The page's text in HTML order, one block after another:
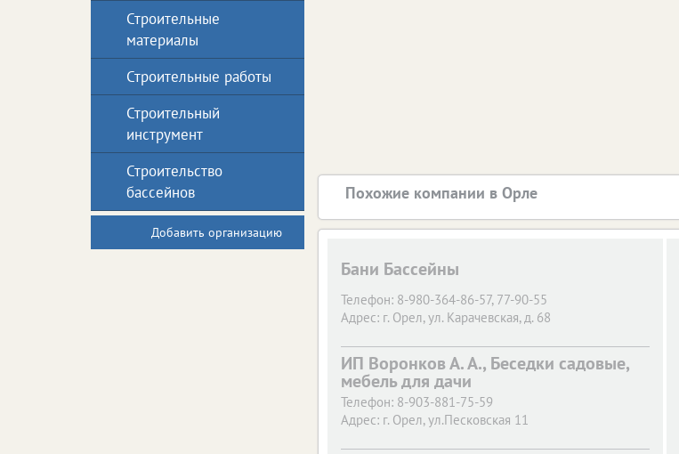
Похожие компании в Орле
Бани Бассейны
Телефон: 8-980-364-86-57, 77-90-55
Адрес: г. Орел, ул. Карачевская, д. 68
ИП Воронков А. А., Беседки садовые,
мебель для дачи
Телефон: 8-903-881-75-59
Адрес: г. Орел, ул.Песковская 11
Строительные
материалы
Строительные работы
Строительный
инструмент
Строительство
бассейнов
Добавить организацию